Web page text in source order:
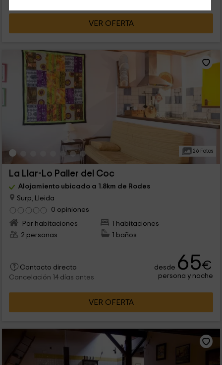
VER OFERTA
26 Fotos
La Llar-Lo Paller del Coc
Alojamiento ubicado a 1.8km de Rodes
Surp, Lleida
0 opiniones
Por habitaciones
1 habitaciones
2 personas
1 baños
Contacto directo
Cancelación 14 días antes
desde 65€
persona y noche
VER OFERTA